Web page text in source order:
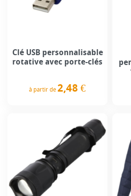
Clé USB personnalisable
rotative avec porte-clés
à partir de 2,48 €